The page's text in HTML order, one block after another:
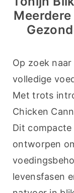
Meerdere
Op zoek
volledige
Met trots
Chicken
Dit
ontworpen
levensfasen